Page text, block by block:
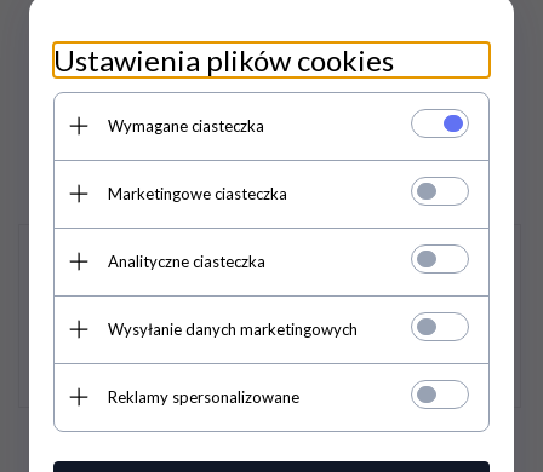
231,24PLN/
188,00PLN*
162,36PLN/
132,00PLN*
Ustawienia plików cookies
Wymagane ciasteczka
Marketingowe ciasteczka
Analityczne ciasteczka
Wysyłanie danych marketingowych
Reklamy spersonalizowane